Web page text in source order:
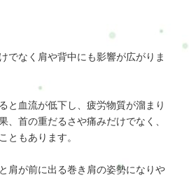
でなく肩や背中にも影響が広がりま
と血流が低下し、疲労物質が溜まり
、首の重だるさや痛みだけでなく、
ともあります。
肩が前に出る巻き肩の姿勢になりや